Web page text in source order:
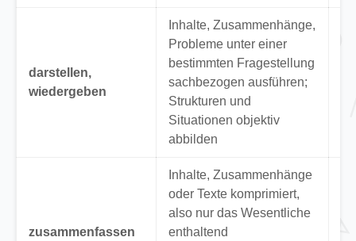
darstellen,
wiedergeben
Inhalte, Zusammenhänge,
Probleme unter einer
bestimmten Fragestellung
sachbezogen ausführen;
Strukturen und
Situationen objektiv
abbilden
zusammenfassen
Inhalte, Zusammenhänge
oder Texte komprimiert,
also nur das Wesentliche
enthaltend